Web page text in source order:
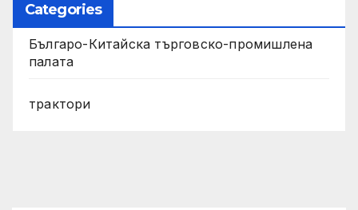
Categories
Българо-Китайска търговско-промишлена
палата
трактори